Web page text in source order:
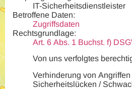
IT-Sicherheitsdienstleister
Betroffene Daten:
Zugriffsdaten
Rechtsgrundlage:
Art. 6 Abs. 1 Buchst. f)
Von uns verfolgtes
Verhinderung von
Sicherheitslücken /